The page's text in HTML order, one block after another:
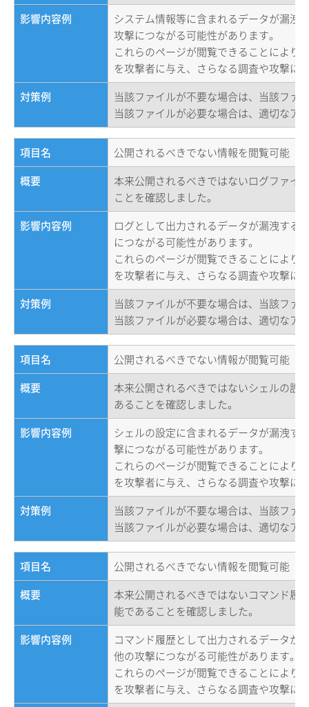
影響内容例
システム情報等に含まれるデータが漏洩
攻撃につながる可能性があります。
これらのページが閲覧できることにより
を攻撃者に与え、さらなる調査や攻撃に
対策例
当該ファイルが不要な場合は、当該ファ
当該ファイルが必要な場合は、適切なア
項目名
公開されるべきでない情報を閲覧可能（
概要
本来公開されるべきではないログファイ
ことを確認しました。
影響内容例
ログとして出力されるデータが漏洩する
につながる可能性があります。
これらのページが閲覧できることにより
を攻撃者に与え、さらなる調査や攻撃に
対策例
当該ファイルが不要な場合は、当該ファ
当該ファイルが必要な場合は、適切なア
項目名
公開されるべきでない情報が閲覧可能（
概要
本来公開されるべきではないシェルの設
あることを確認しました。
影響内容例
シェルの設定に含まれるデータが漏洩す
撃につながる可能性があります。
これらのページが閲覧できることにより
を攻撃者に与え、さらなる調査や攻撃に
対策例
当該ファイルが不要な場合は、当該ファ
当該ファイルが必要な場合は、適切なア
項目名
公開されるべきでない情報を閲覧可能（
概要
本来公開されるべきではないコマンド履
能であることを確認しました。
影響内容例
コマンド履歴として出力されるデータが
他の攻撃につながる可能性があります。
これらのページが閲覧できることにより
を攻撃者に与え、さらなる調査や攻撃に